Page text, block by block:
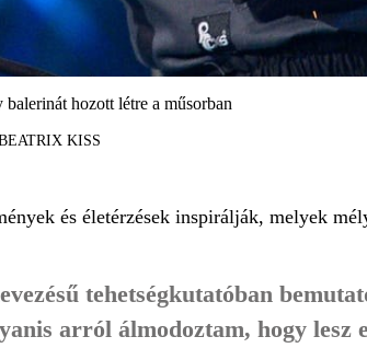
hozott létre a műsorban
KISS
és életérzések inspirálják, melyek
tehetségkutatóban
arról álmodoztam, hogy lesz